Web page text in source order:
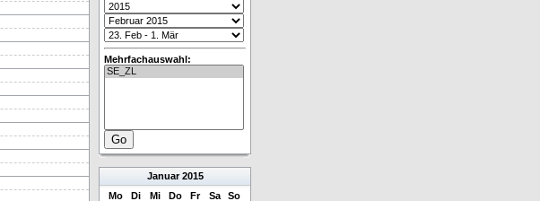
Mehrfachauswahl:
Januar 2015
Mo
Di Mi Do Fr Sa
So